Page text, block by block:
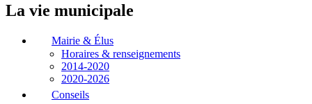
La vie municipale
Mairie & Élus
Horaires & renseignements
2014-2020
2020-2026
Conseils